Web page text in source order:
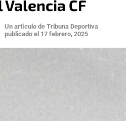
CF
Un artículo de Tribuna Deportiva
publicado el 17 febrero, 2025